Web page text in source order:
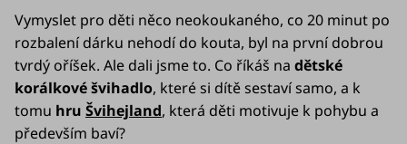
Tréninkové
plány
Oblečení
Doplňky
stravy
Vymyslet pro děti něco neokoukaného, co 20 minut po
rozbalení dárku nehodí do kouta, byl na první dobrou
tvrdý oříšek. Ale dali jsme to. Co říkáš na dětské
korálkové švihadlo, které si dítě sestaví samo, a k
tomu hru Švihejland, která děti motivuje k pohybu a
především baví?